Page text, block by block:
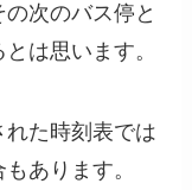
次のバス停と
は思います。
た時刻表では
あります。